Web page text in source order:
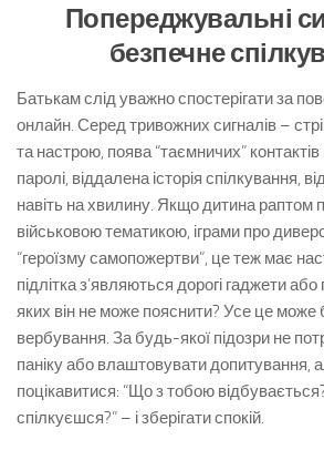
Попереджувальні
безпечне
Батькам слід уважно спостерігати за
онлайн. Серед тривожних сигналів –
та настрою, поява “таємничих” контактів
паролі, віддалена історія спілкування,
навіть на хвилину. Якщо дитина раптом
військовою тематикою, іграми про
“героїзму самопожертви”, це теж має
підлітка з’являються дорогі гаджети
яких він не може пояснити? Усе це може
вербування. За будь-якої підозри не
паніку або влаштовувати допитування,
поцікавитися: “Що з тобою
спілкуєшся?” – і зберігати спокій.